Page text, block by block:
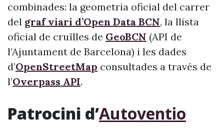
combinades: la geometria oficial del carrer
del graf viari d’Open Data BCN, la llista
oficial de cruïlles de GeoBCN (API de
l’Ajuntament de Barcelona) i les dades
d’OpenStreetMap consultades a través de
l’Overpass API.
Patrocini d’Autoventio